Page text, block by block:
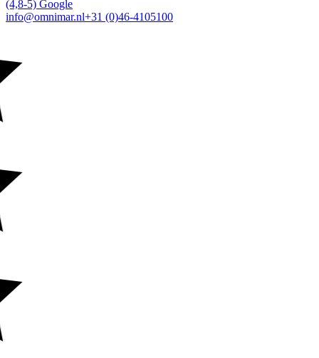
(4,8-5) Google
info@omnimar.nl+31 (0)46-4105100